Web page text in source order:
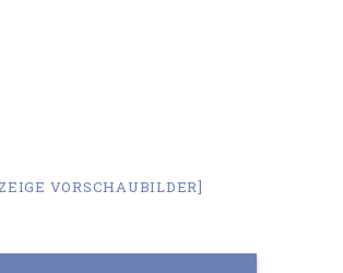
VORSCHAUBILDER]